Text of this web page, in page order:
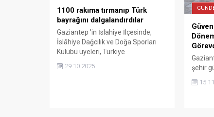
1100 rakıma tırmanıp Türk
bayrağını dalgalandırdılar
Gaziantep 'in İslahiye İlçesinde,
İslâhiye Dağcılık ve Doğa Sporları
Kulübü üyeleri, Türkiye
102’inci yılını 1100 rakımlı
29.10.2025
şehir
açıldı.